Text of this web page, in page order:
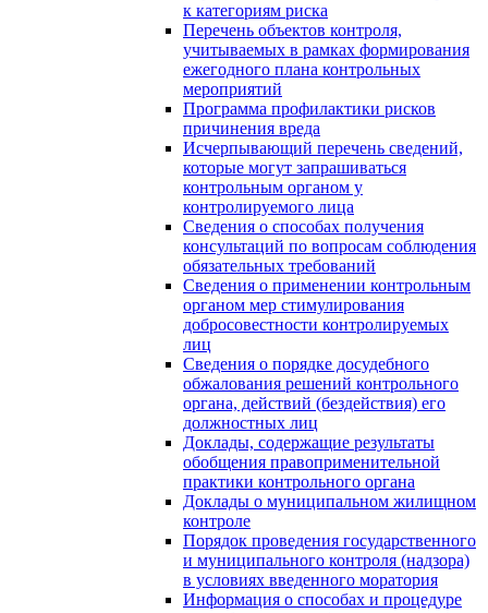
к категориям риска
Перечень объектов контроля,
учитываемых в рамках формирования
ежегодного плана контрольных
мероприятий
Программа профилактики рисков
причинения вреда
Исчерпывающий перечень сведений,
которые могут запрашиваться
контрольным органом у
контролируемого лица
Сведения о способах получения
консультаций по вопросам соблюдения
обязательных требований
Сведения о применении контрольным
органом мер стимулирования
добросовестности контролируемых
лиц
Сведения о порядке досудебного
обжалования решений контрольного
органа, действий (бездействия) его
должностных лиц
Доклады, содержащие результаты
обобщения правоприменительной
практики контрольного органа
Доклады о муниципальном жилищном
контроле
Порядок проведения государственного
и муниципального контроля (надзора)
в условиях введенного моратория
Информация о способах и процедуре